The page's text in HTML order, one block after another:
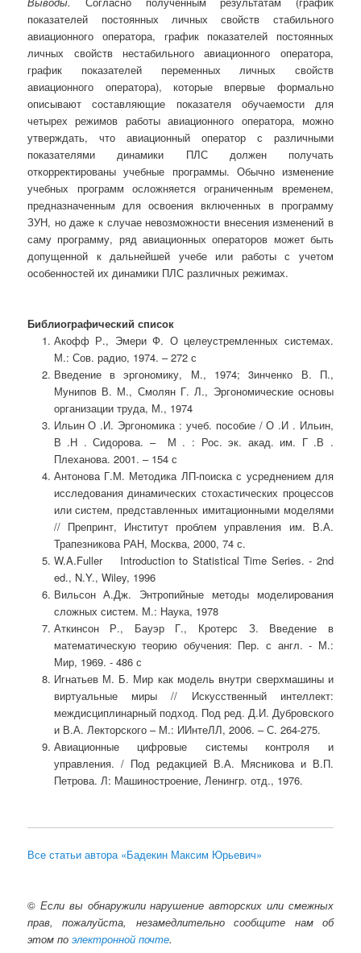
показателей постоянных личных свойств стабильного
авиационного оператора, график показателей постоянных
личных свойств нестабильного авиационного оператора,
график показателей переменных личных свойств
авиационного оператора), которые впервые формально
описывают составляющие показателя обучаемости для
четырех режимов работы авиационного оператора, можно
утверждать, что авиационный оператор с различными
показателями динамики ПЛС должен получать
откорректированы учебные программы. Обычно изменение
учебных программ осложняется ограниченным временем,
предназначенным для освоения включенных в программу
ЗУН, но даже к случае невозможности внесения изменений в
саму программу, ряд авиационных операторов может быть
допущенной к дальнейшей учебе или работы с учетом
особенностей их динамики ПЛС различных режимах.
Библиографический список
Акофф Р., Эмери Ф. О целеустремленных системах.
М.: Сов. радио, 1974. – 272 с
Введение в эргономику, М., 1974; 3инченко В. П.,
Мунипов В. М., Смолян Г. Л., Эргономические основы
организации труда, М., 1974
Ильин О .И. Эргономика : учеб. пособие / О .И . Ильин,
В .Н . Сидорова. – М . : Рос. эк. акад. им. Г .В .
Плеханова. 2001. – 154 с
Антонова Г.М. Методика ЛП-поиска с усреднением для
исследования динамических стохастических процессов
или систем, представленных имитационными моделями
// Препринт, Институт проблем управления им. В.А.
Трапезникова РАН, Москва, 2000, 74 с.
W.A.Fuller Introduction to Statistical Time Series. - 2nd
ed., N.Y., Wiley, 1996
Вильсон А.Дж. Энтропийные методы моделирования
сложных систем. М.: Наука, 1978
Аткинсон Р., Бауэр Г., Кротерс З. Введение в
математическую теорию обучения: Пер. с англ. - М.:
Мир, 1969. - 486 с
Игнатьев М. Б. Мир как модель внутри сверхмашины и
виртуальные миры // Искусственный интеллект:
междисциплинарный подход. Под ред. Д.И. Дубровского
и В.А. Лекторского – М.: ИИнтеЛЛ, 2006. – С. 264-275.
Авиационные цифровые системы контроля и
управления. / Под редакцией В.А. Мясникова и В.П.
Петрова. Л: Машиностроение, Ленингр. отд., 1976.
Все статьи автора «Бадекин Максим Юрьевич»
© Если вы обнаружили нарушение авторских или смежных
прав, пожалуйста, незамедлительно сообщите нам об
этом поэлектронной почте.